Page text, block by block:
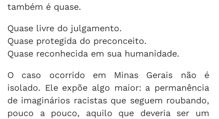
também é quase.
Quase livre do julgamento.
Quase protegida do preconceito.
Quase reconhecida em sua humanidade.
O caso ocorrido em Minas Gerais não é
isolado. Ele expõe algo maior: a permanência
de imaginários racistas que seguem roubando,
pouco a pouco, aquilo que deveria ser um